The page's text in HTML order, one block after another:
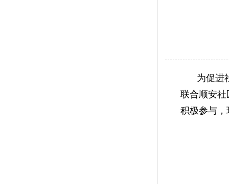
为促进
联合顺安
积极参与